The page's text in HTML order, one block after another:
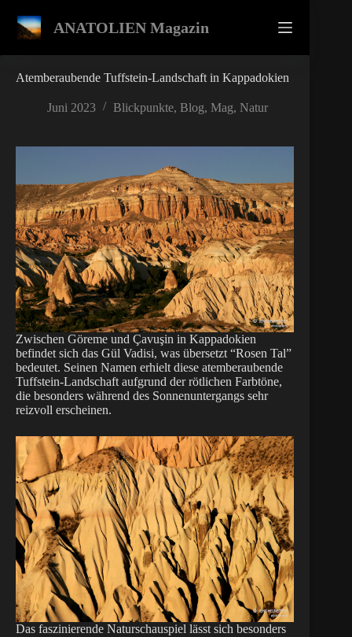
Inhalt
springen
ANATOLIEN Magazin
Atemberaubende Tuffstein-Landschaft in Kappadokien
Juni 2023 Blickpunkte, Blog, Mag, Natur
Zwischen Göreme und Çavuşin in Kappadokien
befindet sich das Gül Vadisi, was übersetzt “Rosen Tal”
bedeutet. Seinen Namen erhielt diese atemberaubende
Tuffstein-Landschaft aufgrund der rötlichen Farbtöne,
die besonders während des Sonnenuntergangs sehr
reizvoll erscheinen.
Das faszinierende Naturschauspiel lässt sich besonders